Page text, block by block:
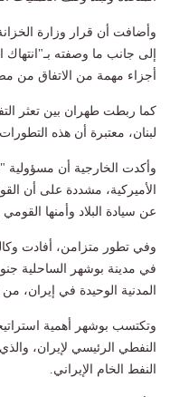
وأضافت أن قرار وزارة
إلى جانب ما وصفته بـ"انتهاك
أجزاء مهمة من الاتفاق من
كما ربطت طهران بين تعثر
لبنان، معتبرة أن هذه
وأكدت الخارجية أن مسؤولية
الأميركية، مشددة على أن
عن سيادة البلاد وأمنها القومي وفق المادة 51 من
وفي تطور متزامن، أفادت
في مدينة بوشهر الساحلية
المدنية الوحيدة في إيران،
وتكتسب بوشهر أهمية
النفطي الرئيسي لإيران،
النفط الخام الإيراني.